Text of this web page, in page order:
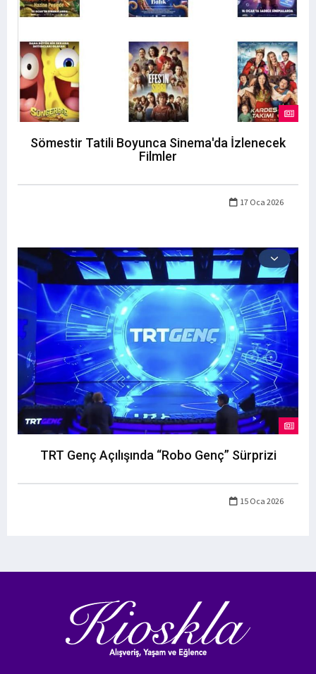
Sömestir Tatili Boyunca Sinema'da İzlenecek
Filmler
17 Oca 2026
TRT Genç Açılışında “Robo Genç” Sürprizi
15 Oca 2026